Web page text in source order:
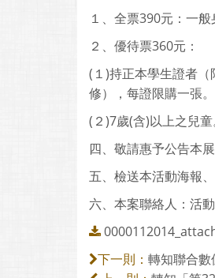
１、全票390元：一般
２、優待票360元：
(１)持正本學生證者
修），每證限購一張。
(２)7歲(含)以上之兒童
四、敬請惠予公告本
五、檢送本活動海報
六、本案聯絡人：活
下一則： 轉知聯合數